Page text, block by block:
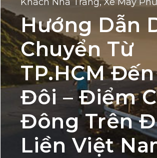
Hướng Dẫn
Chuyển Từ
TP.HCM
Đôi – Điểm
Đông Trên
Liền Việt